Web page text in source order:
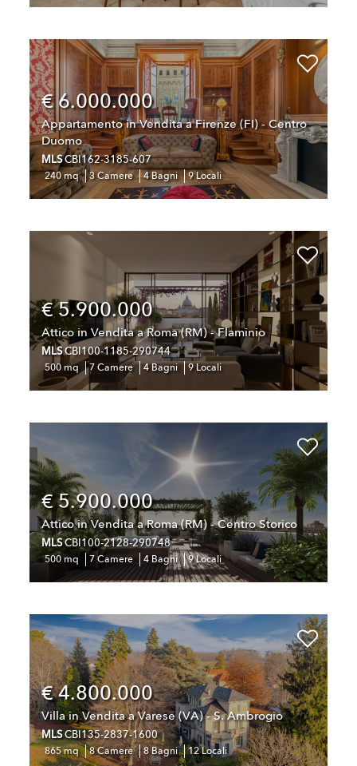
€ 6.000.000
Appartamento in Vendita a Firenze (FI) - Centro
Duomo
MLSCBI162-3185-607
240 mq 3 Camere 4 Bagni 9 Locali
€ 5.900.000
Attico in Vendita a Roma (RM) - Flaminio
MLSCBI100-1185-290744
500 mq 7 Camere 4 Bagni 9 Locali
€ 5.900.000
Attico in Vendita a Roma (RM) - Centro Storico
MLSCBI100-2128-290748
500 mq 7 Camere 4 Bagni 9 Locali
€ 4.800.000
Villa in Vendita a Varese (VA) - S. Ambrogio
MLSCBI135-2837-1600
865 mq 8 Camere 8 Bagni 12 Locali